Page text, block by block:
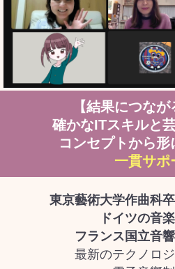
【結果につなが
確かなITスキルと
コンセプトから
一貫サポ
東京藝術大学作曲科
ドイツの音
フランス国立音
最新のテクノロ